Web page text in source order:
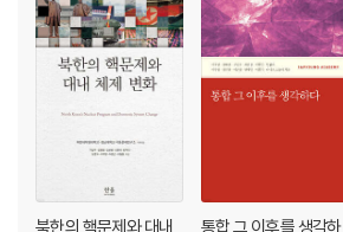
북한의 핵문제와 대내
통합 그 이후를 생각하